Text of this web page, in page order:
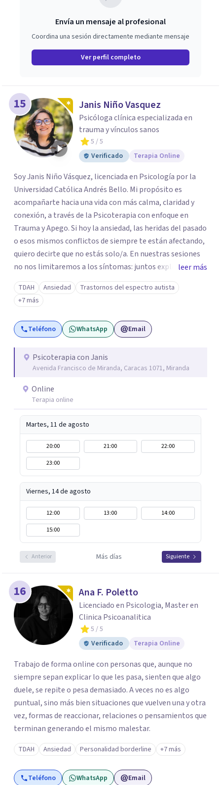
puedan estar impidiéndote vivir una vida plena y
satisfactoria. Espero tener la oportunidad de trabajarEnvía un mensaje al profesional
Coordina una sesión directamente mediante mensaje
Ver perfil completo
15 Janis Niño Vasquez
Psicóloga clínica especializada en
trauma y vínculos sanos
5 / 5
Verificado
Terapia Online
Soy Janis Niño Vásquez, licenciada en Psicología por la
Universidad Católica Andrés Bello. Mi propósito es
acompañarte hacia una vida con más calma, claridad y
conexión, a través de la Psicoterapia con enfoque en
Trauma y Apego. Si hoy la ansiedad, las heridas del pasado
o esos mismos conflictos de siempre te están afectando,
quiero decirte que no estás solo/a. En nuestras sesiones
no nos limitaremos a los síntomas: juntos exploraremos
qué hay detrás de tu malestar, comprendiendo cómo tus
experiencias y vínculos han marcado tu historia. Quizás te
cuesta poner límites, confiar en los demás o repites
vínculos que te hacen daño. O tal vez buscas
herramientas para comprender y acompañar mejor a tus
seguro para iniciar tu proceso de sanación. Si sientes que
es el momento de transformar tu historia, estaré para
leer más
TDAH Ansiedad
Trastornos del espectro autista
+7 más
Teléfono WhatsApp Email
Psicoterapia con Janis
Avenida Francisco de Miranda, Caracas 1071, Miranda
Online
Terapia online
Martes, 11 de agosto
20:00 21:00
22:00
23:00
Viernes, 14 de agosto
12:00 13:00
14:00
15:00
Anterior Más días Siguiente
16 Ana F. Poletto
Licenciado en Psicologia, Master en
Clinica Psicoanalitica
5 / 5
Verificado
Terapia Online
Trabajo de forma online con personas que, aunque no
siempre sepan explicar lo que les pasa, sienten que algo
duele, se repite o pesa demasiado. A veces no es algo
puntual, sino más bien situaciones que vuelven una y otra
vez, formas de reaccionar, relaciones o pensamientos que
terminan generando el mismo malestar.
TDAH Ansiedad Personalidad borderline +7 más
Teléfono WhatsApp Email